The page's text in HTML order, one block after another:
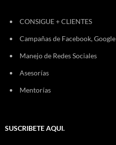
CONSIGUE + CLIENTES
Campañas de Facebook, Google
Manejo de Redes Sociales
Asesorías
Mentorías
SUSCRIBETE AQUI.